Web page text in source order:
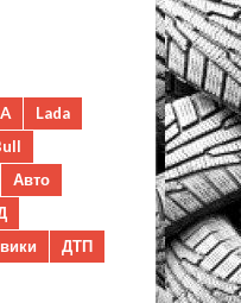
Lada
Авто
ДТП